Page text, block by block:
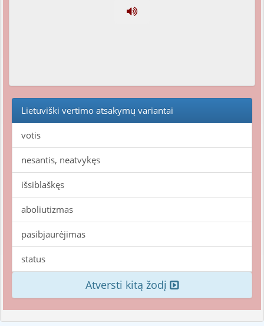
Lietuviški vertimo atsakymų variantai
votis
nesantis, neatvykęs
išsiblaškęs
aboliutizmas
pasibjaurėjimas
status
Atversti kitą žodį